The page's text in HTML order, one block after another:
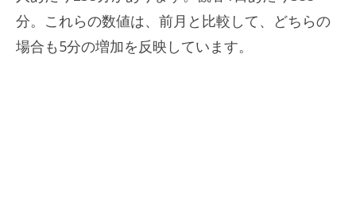
分。これらの数値は、前月と比較して、どちらの
場合も5分の増加を反映しています。